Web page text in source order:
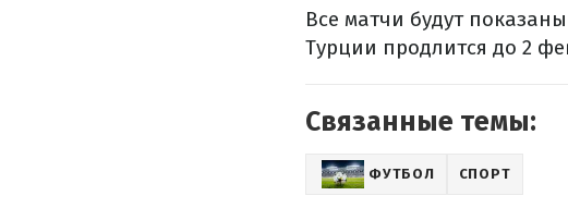
Все матчи будут
Турции продлится до 2
Связанные темы:
ФУТБОЛ СПОРТ